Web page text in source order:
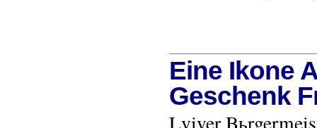
Eine Ikone
Geschenk
Lviver